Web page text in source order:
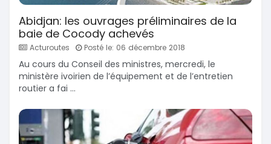
Abidjan: les ouvrages préliminaires de la
baie de Cocody achevés
Acturoutes Posté le: 06 décembre 2018
Au cours du Conseil des ministres, mercredi, le
ministère ivoirien de l’équipement et de l’entretien
routier a fai ...